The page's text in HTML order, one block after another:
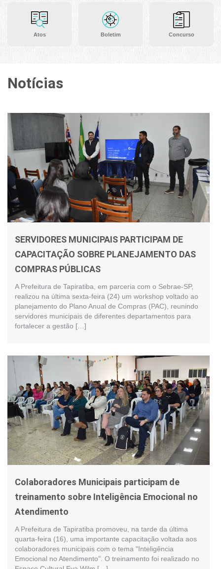
Atos Boletim Concurso
Notícias
SERVIDORES MUNICIPAIS PARTICIPAM DE
CAPACITAÇÃO SOBRE PLANEJAMENTO DAS
COMPRAS PÚBLICAS
A Prefeitura de Tapiratiba, em parceria com o Sebrae-SP,
realizou na última sexta-feira (24) um workshop voltado ao
planejamento do Plano Anual de Compras (PAC), reunindo
servidores municipais de diferentes departamentos para
fortalecer a gestão […]
Colaboradores Municipais participam de
treinamento sobre Inteligência Emocional no
Atendimento
A Prefeitura de Tapiratiba promoveu, na tarde da última
quarta-feira (16), uma importante capacitação voltada aos
colaboradores municipais com o tema "Inteligência
Emocional no Atendimento". O treinamento foi realizado no